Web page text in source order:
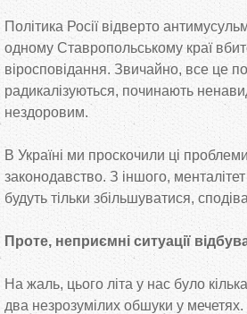
Політика Росії відверто
одному Ставропольському краї
віросповідання. Звичайно, все це
радикалізуються, починають
нездоровим.
В Україні ми проскочили ці
законодавство. З іншого,
будуть тільки збільшуватися,
Проте, неприємні ситуації
На жаль, цього літа у нас було
два незрозумілих обшуки у